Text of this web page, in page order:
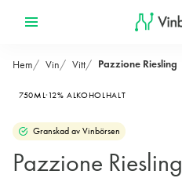
Hem Vin Vitt Pazzione Riesling
750ML 12% ALKOHOLHALT
Granskad av Vinbörsen
Pazzione Riesling